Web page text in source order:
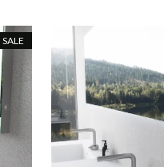
SALE